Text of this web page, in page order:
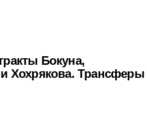
Бокуна,
Хохрякова. Трансферы